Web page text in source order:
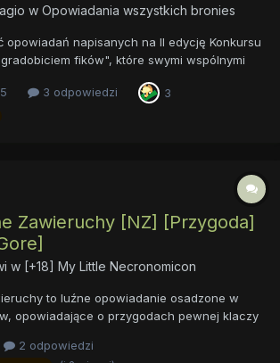
w Opowiadania wszystkich bronies
opowiadań napisanych na II edycję Konkursu
fików", które swymi wspólnymi
- choć nie są ze sobą powiązane, pisałem
niech więc pozostaną w taki sposób
3 odpowiedzi 3
Zawieruchy [NZ] [Przygoda]
w [+18] My Little Necronomicon
to luźne opowiadanie osadzone w
opowiadające o przygodach pewnej klaczy
śmieszno krwisty sposób. Cały czas pracuje
2 odpowiedzi